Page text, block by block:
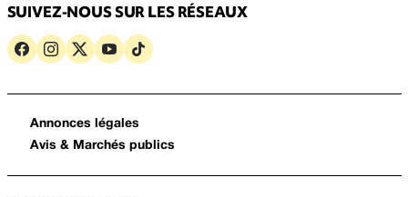
SUIVEZ-NOUS SUR LES RÉSEAUX
Annonces légales
Avis & Marchés publics